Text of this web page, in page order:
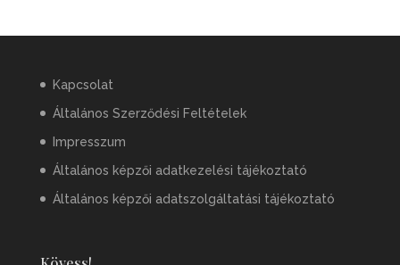
Kapcsolat
Általános Szerződési Feltételek
Impresszum
Általános képzői adatkezelési tájékoztató
Általános képzői adatszolgáltatási tájékoztató